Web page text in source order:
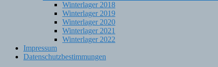
Winterlager 2018
Winterlager 2019
Winterlager 2020
Winterlager 2021
Winterlager 2022
Impressum
Datenschutzbestimmungen